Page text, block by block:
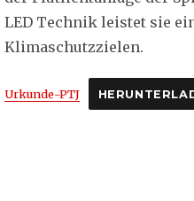
LED Technik leistet sie
Klimaschutzzielen.
Urkunde-PTJ